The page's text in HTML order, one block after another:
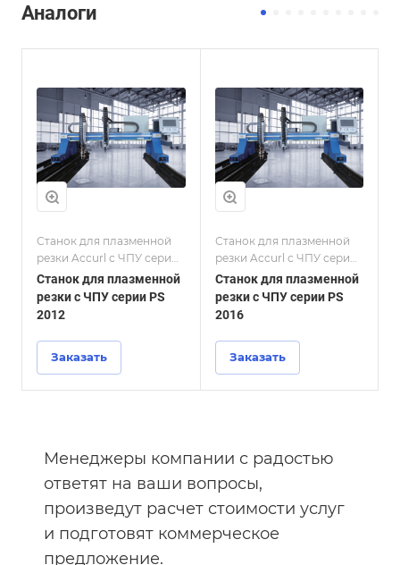
Аналоги
Станок для плазменной
резки Accurl с ЧПУ серии
PS
Станок для плазменной
резки с ЧПУ серии PS
2012
Заказать
Станок для плазменной
резки Accurl с ЧПУ серии
PS
Станок для плазменной
резки с ЧПУ серии PS
2016
Заказать
Менеджеры компании с радостью
ответят на ваши вопросы,
произведут расчет стоимости услуг
и подготовят коммерческое
предложение.